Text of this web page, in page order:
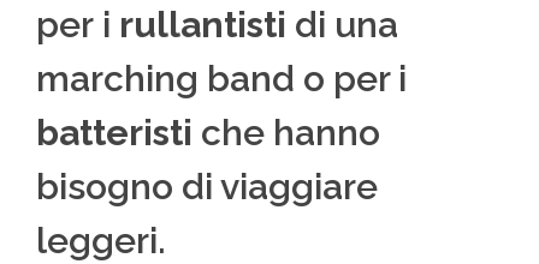
per i rullantisti di una
marching band o per i
batteristi che hanno
bisogno di viaggiare
leggeri.